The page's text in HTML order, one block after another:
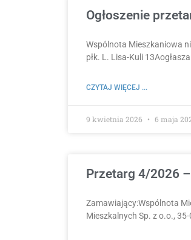
Ogłoszenie
Wspólnota Mieszkaniowa
płk. L. Lisa-Kuli
CZYTAJ WIĘCEJ ...
9 kwietnia 2026 6 maja
Przetarg 4/2026
Zamawiający:Wspólnota
Mieszkalnych Sp. z o.o.,